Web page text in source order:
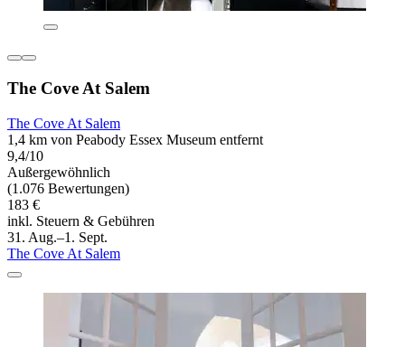
The Cove At Salem
The Cove At Salem
1,4 km von Peabody Essex Museum entfernt
9,4/10
Außergewöhnlich
(1.076 Bewertungen)
183 €
inkl. Steuern & Gebühren
31. Aug.–1. Sept.
The Cove At Salem